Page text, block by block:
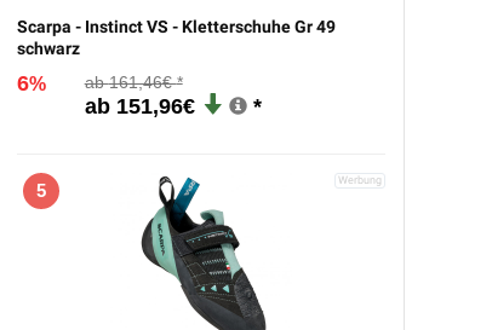
Scarpa - Instinct VS - Kletterschuhe Gr 49
schwarz
6% 161,46€
151,96€
5